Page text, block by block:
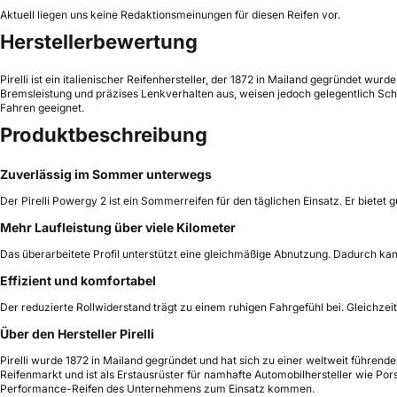
Aktuell liegen uns keine Redaktionsmeinungen für diesen Reifen vor.
Herstellerbewertung
Pirelli ist ein italienischer Reifenhersteller, der 1872 in Mailand gegründet
Bremsleistung und präzises Lenkverhalten aus, weisen jedoch gelegentlich
Fahren geeignet.
Produktbeschreibung
Zuverlässig im Sommer unterwegs
Der Pirelli Powergy 2 ist ein Sommerreifen für den täglichen Einsatz. Er
Mehr Laufleistung über viele Kilometer
Das überarbeitete Profil unterstützt eine gleichmäßige Abnutzung. Dadurch
Effizient und komfortabel
Der reduzierte Rollwiderstand trägt zu einem ruhigen Fahrgefühl bei.
Über den Hersteller Pirelli
Pirelli wurde 1872 in Mailand gegründet und hat sich zu einer weltweit
Reifenmarkt und ist als Erstausrüster für namhafte Automobilhersteller wie
Performance-Reifen des Unternehmens zum Einsatz kommen.